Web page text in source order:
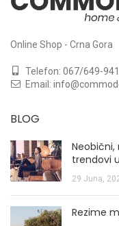
Online Shop - Crna Gora
Telefon: 067/649-941
Email:
BLOG
Neobični,
trendovi
29 Juna,
Rezime